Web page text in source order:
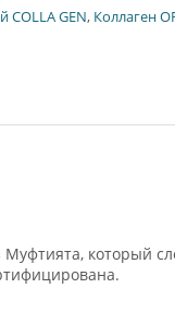
COLLA GEN, Коллаген
который